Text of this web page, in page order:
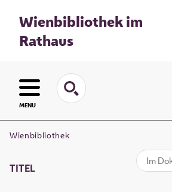
Wienbibliothek im
Rathaus
MENU
Wienbibliothek
TITEL